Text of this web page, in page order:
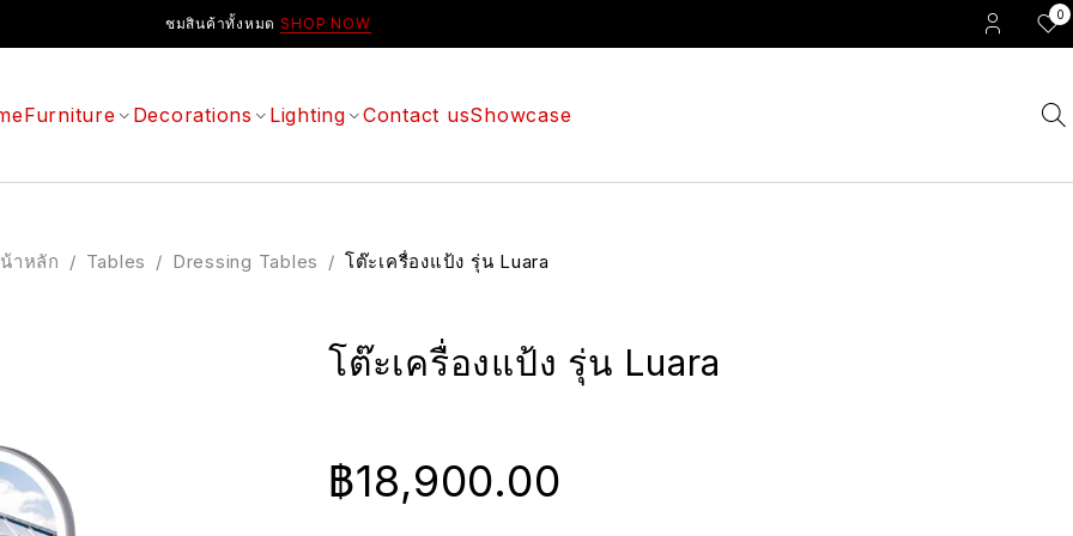
ชมสินค้าทั้งหมด SHOP NOW 0
Furniture Decorations Lighting Contact usShowcase
าหลัก / Tables / Dressing Tables / โต๊ะเครื่องแป้ง รุ่น Luara
โต๊ะเครื่องแป้ง รุ่น Luara
฿18,900.00